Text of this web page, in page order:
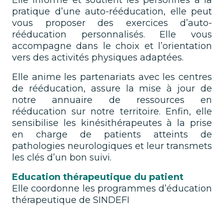
pratique d’une auto-rééducation, elle peut
vous proposer des exercices d’auto-
rééducation personnalisés. Elle vous
accompagne dans le choix et l’orientation
vers des activités physiques adaptées.
Elle anime les partenariats avec les centres
de rééducation, assure la mise à jour de
notre annuaire de ressources en
rééducation sur notre territoire. Enfin, elle
sensibilise les kinésithérapeutes à la prise
en charge de patients atteints de
pathologies neurologiques et leur transmets
les clés d’un bon suivi.
Education thérapeutique du patient
Elle coordonne les programmes d’éducation
thérapeutique de SINDEFI